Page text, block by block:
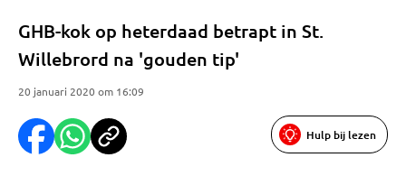
GHB-kok op heterdaad betrapt in St.
Willebrord na 'gouden tip'
20 januari 2020 om 16:09
Hulp bij lezen